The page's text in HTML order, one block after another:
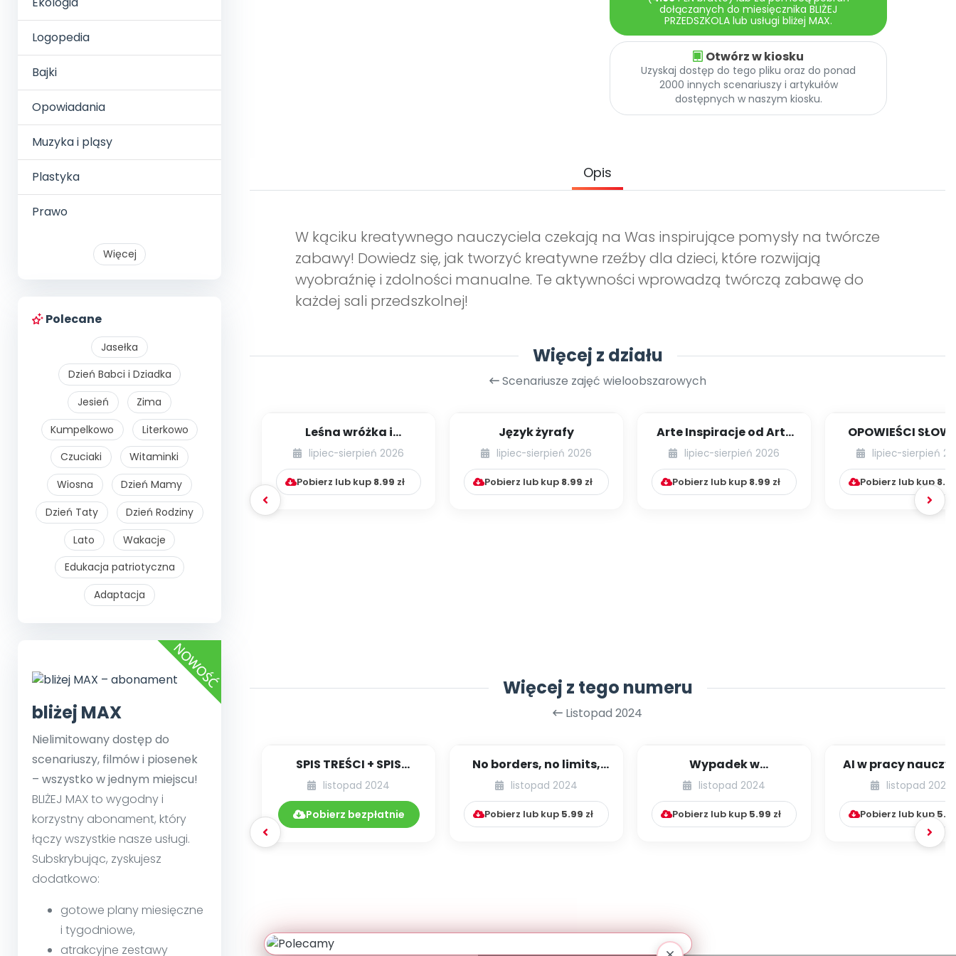
Logopedia
Bajki
Opowiadania
Muzyka i pląsy
Plastyka
Prawo
Więcej
Polecane
Jasełka
Dzień Babci i Dziadka
Jesień
Zima
Kumpelkowo
Literkowo
Czuciaki
Witaminki
Wiosna
Dzień Mamy
Dzień Taty
Dzień Rodziny
Lato
Wakacje
Edukacja patriotyczna
Adaptacja
bliżej MAX
Nielimitowany dostęp do
scenariuszy, filmów i piosenek
– wszystko w jednym miejscu!
BLIŻEJ MAX to wygodny i
korzystny abonament, który
łączy wszystkie nasze usługi.
Subskrybując, zyskujesz
dodatkowo:
gotowe plany miesięczne
i tygodniowe,
atrakcyjne zestawy
dołączanych do miesięcznika BLIŻEJ
PRZEDSZKOLA lub usługi bliżej MAX.
Otwórz w kiosku
Uzyskaj dostęp do tego pliku oraz do ponad
2000 innych scenariuszy i artykułów
dostępnych w naszym kiosku.
Opis
W kąciku kreatywnego nauczyciela czekają na Was inspirujące pomysły na twórcze
zabawy! Dowiedz się, jak tworzyć kreatywne rzeźby dla dzieci, które rozwijają
wyobraźnię i zdolności manualne. Te aktywności wprowadzą twórczą zabawę do
każdej sali przedszkolnej!
Więcej z działu
Scenariusze zajęć wieloobszarowych
Leśna wróżka i
przyjaciele
lipiec-sierpień 2026
Pobierz lub kup 8.99 zł
Język żyrafy
lipiec-sierpień 2026
Pobierz lub kup 8.99 zł
Arte Inspiracje od Art-
Teacherka [cz. 1]
lipiec-sierpień 2026
Pobierz lub kup 8.99 zł
OPOWIEŚCI
RUCHOWE NA
lipiec-sierpień
Pobierz lub kup
Więcej z tego numeru
Listopad 2024
SPIS TREŚCI + SPIS
POMOCY
DYDAKTYCZNYCH
11.278/2024
listopad 2024
Pobierz bezpłatnie
No borders, no limits,
czyli wychowawczy
świat bez gran...
listopad 2024
Pobierz lub kup 5.99 zł
Wypadek w
przedszkolu –
konkretne sytuacje,
zasady post...
listopad 2024
Pobierz lub kup 5.99 zł
AI w pracy
przedszkola
listopad 2024
Pobierz lub kup